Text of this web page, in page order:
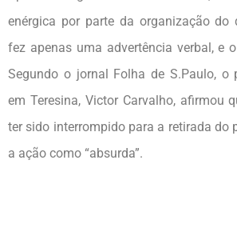
enérgica por parte da organização do
fez apenas uma advertência verbal, e
Segundo o jornal Folha de S.Paulo, o
em Teresina, Victor Carvalho, afirmou
ter sido interrompido para a retirada do
a ação como “absurda”.